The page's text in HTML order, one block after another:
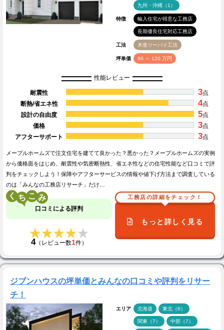
九州・沖縄（1）
特徴 輸入住宅が得意な工務店
長期優良住宅対応工務店
工法 木造ツーバイ工法
坪単価 60 ～ 120 万円
性能レビュー
耐震性 3点
断熱/省エネ性
4点
設計の自由度
5点
価格
3点
アフターサポート
3点
メープルホームズで注文住宅を建てて良かった？悪かった？メープルホームズの実例
から価格面をはじめ、耐震性や気密断熱性、省エネ性などの住宅性能など口コミで評
判をチェックしよう！保障やアフターサービスの情報や値下げ方法まで調査している
のは「みんなの工務店リサーチ」だけ…
く こ
口コミによる評判
★★★★★
★★★★★
4（レビュー数1件）
工務店の詳細をチェック！
もっと詳しく見る
ジブンハウスの坪単価とみんなの口コミや評判をリサー
チ！
エリア 北海道 東北（6）
関東（7） 中部（7）